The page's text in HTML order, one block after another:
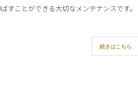
すことができる大切なメンテナンスです。
続きはこちら